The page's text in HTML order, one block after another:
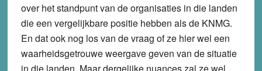
over het standpunt van de organisaties in die landen
die een vergelijkbare positie hebben als de KNMG.
En dat ook nog los van de vraag of ze hier wel een
waarheidsgetrouwe weergave geven van de situatie